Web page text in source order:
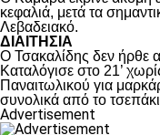
κεφαλιά, μετά τα
Λεβαδειακό.
ΔΙΑΙΤΗΣΙΑ
Ο Τσακαλίδης δεν ήρθε
Καταλόγισε στο 21’
Παναιτωλικού για
συνολικά από το τσεπάκι
Advertisement